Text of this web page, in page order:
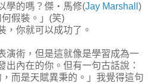
學的嗎？傑‧馬修(Jay Marshall )
假裝。」(笑)
，你就可以成功了。
演術，但是這就像是學習成為一
出內在的你。但有一句古話說：
而是天賦異秉的。」我覺得這句